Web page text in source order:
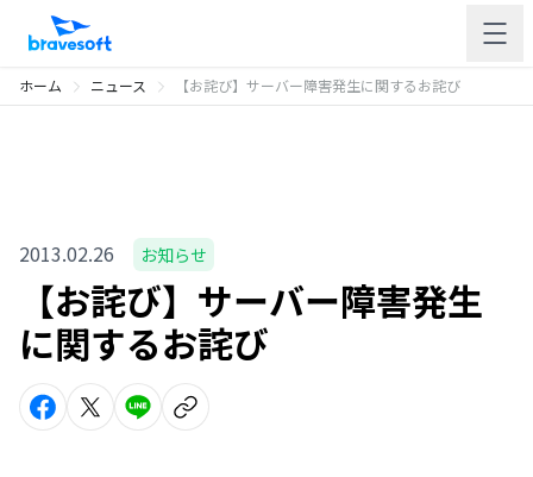
ホーム ニュース 【お詫び】サーバー障害発生に関するお詫び
2013.02.26 お知らせ
【お詫び】サーバー障害発生
に関するお詫び